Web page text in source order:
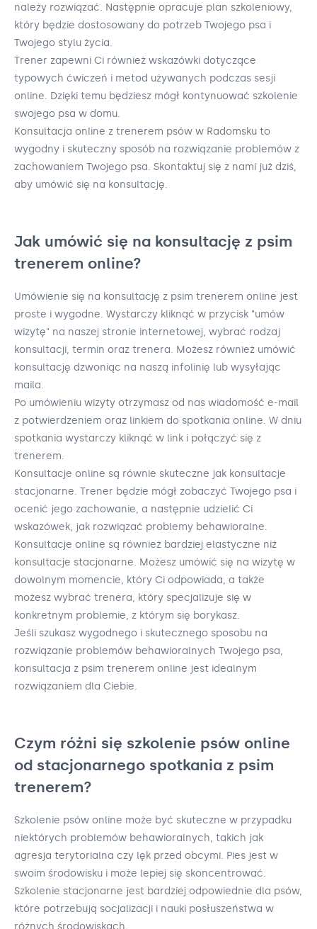
należy rozwiązać. Następnie opracuje plan szkoleniowy,
który będzie dostosowany do potrzeb Twojego psa i
Twojego stylu życia.
Trener zapewni Ci również wskazówki dotyczące
typowych ćwiczeń i metod używanych podczas sesji
online. Dzięki temu będziesz mógł kontynuować szkolenie
swojego psa w domu.
Konsultacja online z trenerem psów w Radomsku to
wygodny i skuteczny sposób na rozwiązanie problemów z
zachowaniem Twojego psa. Skontaktuj się z nami już dziś,
aby umówić się na konsultację.
Jak umówić się na konsultację z psim
trenerem online?
Umówienie się na konsultację z psim trenerem online jest
proste i wygodne. Wystarczy kliknąć w przycisk "umów
wizytę" na naszej stronie internetowej, wybrać rodzaj
konsultacji, termin oraz trenera. Możesz również umówić
konsultację dzwoniąc na naszą infolinię lub wysyłając
maila.
Po umówieniu wizyty otrzymasz od nas wiadomość e-mail
z potwierdzeniem oraz linkiem do spotkania online. W dniu
spotkania wystarczy kliknąć w link i połączyć się z
trenerem.
Konsultacje online są równie skuteczne jak konsultacje
stacjonarne. Trener będzie mógł zobaczyć Twojego psa i
ocenić jego zachowanie, a następnie udzielić Ci
wskazówek, jak rozwiązać problemy behawioralne.
Konsultacje online są również bardziej elastyczne niż
konsultacje stacjonarne. Możesz umówić się na wizytę w
dowolnym momencie, który Ci odpowiada, a także
możesz wybrać trenera, który specjalizuje się w
konkretnym problemie, z którym się borykasz.
Jeśli szukasz wygodnego i skutecznego sposobu na
rozwiązanie problemów behawioralnych Twojego psa,
konsultacja z psim trenerem online jest idealnym
rozwiązaniem dla Ciebie.
Czym różni się szkolenie psów online
od stacjonarnego spotkania z psim
trenerem?
Szkolenie psów online może być skuteczne w przypadku
niektórych problemów behawioralnych, takich jak
agresja terytorialna czy lęk przed obcymi. Pies jest w
swoim środowisku i może lepiej się skoncentrować.
Szkolenie stacjonarne jest bardziej odpowiednie dla psów,
które potrzebują socjalizacji i nauki posłuszeństwa w
różnych środowiskach.